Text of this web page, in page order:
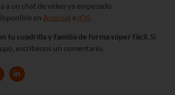
a un chat de vídeo ya empezado.
en Android e iOS
tu cuadrilla y familia de forma súper fácil . Si
escríbenos un comentario.